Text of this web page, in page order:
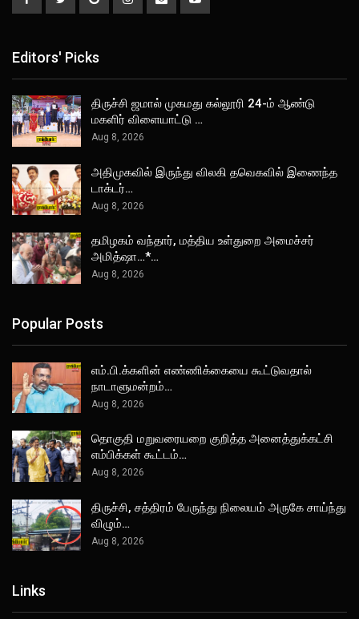
Editors' Picks
திருச்சி ஜமால் முகமது கல்லூரி 24-ம் ஆண்டு
மகளிர் விளையாட்டு …
Aug 8, 2026
அதிமுகவில் இருந்து விலகி தவெகவில் இணைந்த
டாக்டர்…
Aug 8, 2026
தமிழகம் வந்தார், மத்திய உள்துறை அமைச்சர்
அமித்ஷா…*…
Aug 8, 2026
Popular Posts
எம்.பி.க்களின் எண்ணிக்கையை கூட்டுவதால்
நாடாளுமன்றம்…
Aug 8, 2026
தொகுதி மறுவரையறை குறித்த அனைத்துக்கட்சி
எம்பிக்கள் கூட்டம்…
Aug 8, 2026
திருச்சி, சத்திரம் பேருந்து நிலையம் அருகே சாய்ந்து
விழும்…
Aug 8, 2026
Links